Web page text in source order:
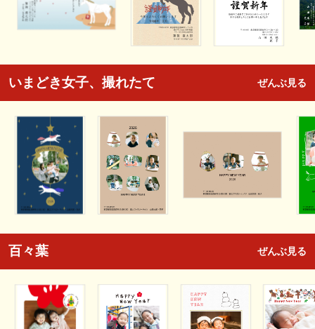
いまどき女子、撮れたて ぜんぶ見る
百々葉 ぜんぶ見る